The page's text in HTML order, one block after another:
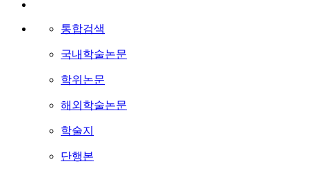
통합검색
국내학술논문
학위논문
해외학술논문
학술지
단행본